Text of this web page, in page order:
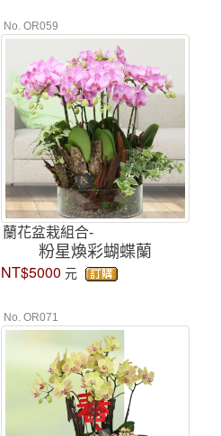
No. OR059
蘭花盆栽組合-
粉星煥彩蝴蝶蘭
NT$5000 元
No. OR071